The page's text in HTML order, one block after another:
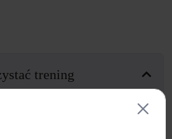
trening